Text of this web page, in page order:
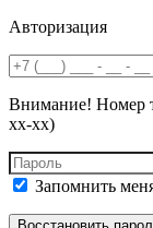
Авторизация
Внимание! Номер
хх-хх)
Запомнить